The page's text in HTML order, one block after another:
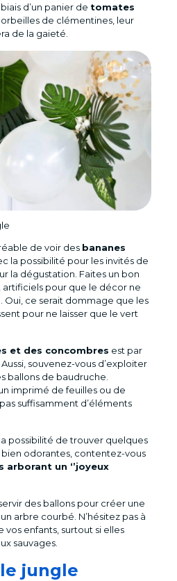
d’un panier de tomates
de clémentines, leur
de la gaieté.
de voir des bananes
la possibilité pour les invités de
la dégustation. Faites un bon
pour que le décor ne
Oui, ce serait dommage que les
pour ne laisser que le vert
et des concombres est par
souvenez-vous d’exploiter
ballons de baudruche.
imprimé de feuilles ou de
suffisamment d’éléments
possibilité de trouver quelques
bien odorantes, contentez-vous
arborant un ‘’joyeux
des ballons pour créer une
arbre courbé. N’hésitez pas à
enfants, surtout si elles
sauvages.
jungle